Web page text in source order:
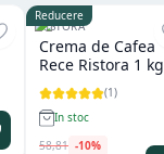
Reducere
RISTORA
Crema de Cafea
Rece Ristora 1 kg
(1)
In stoc
58,81 -10%